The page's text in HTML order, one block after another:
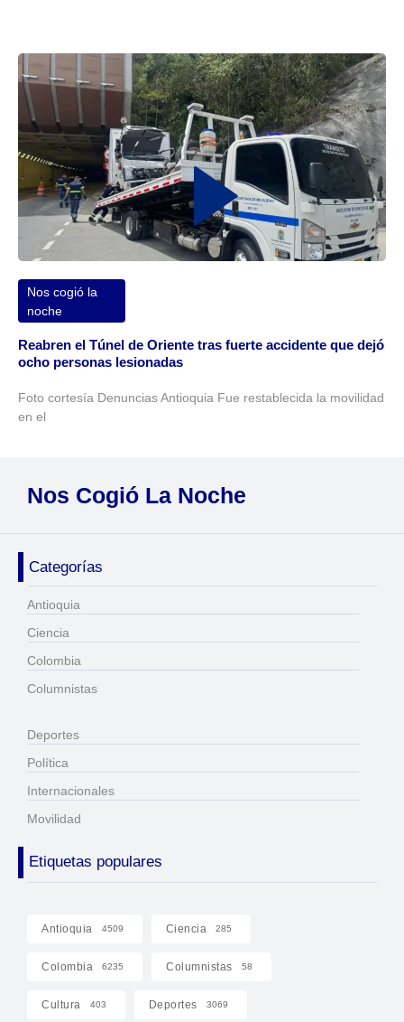
Nos cogió la
noche
Reabren el Túnel de Oriente tras fuerte accidente que dejó
ocho personas lesionadas
Foto cortesía Denuncias Antioquia Fue restablecida la movilidad
en el
Nos Cogió La Noche
Categorías
Antioquia
Ciencia
Colombia
Columnistas
Deportes
Política
Internacionales
Movilidad
Etiquetas populares
Antioquia 4509 Ciencia 285
Colombia 6235 Columnistas 58
Cultura 403 Deportes 3069